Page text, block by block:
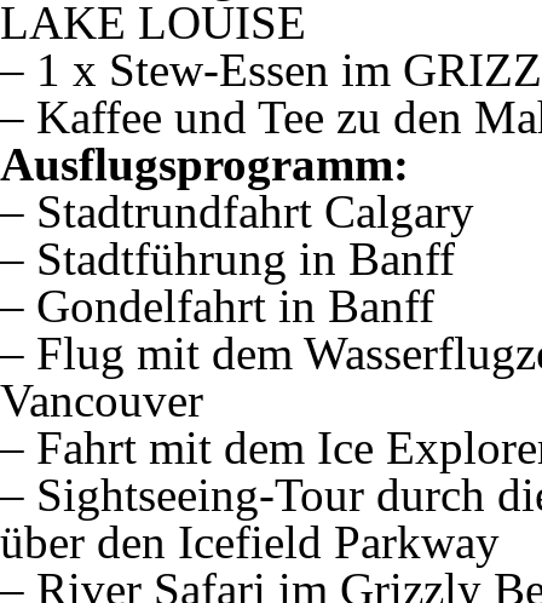
LAKE LOUISE
– 1 x Stew-Essen im
– Kaffee und Tee zu den
Ausflugsprogramm:
– Stadtrundfahrt Calgary
– Stadtführung in Banff
– Gondelfahrt in Banff
– Flug mit dem
Vancouver
– Fahrt mit dem Ice
– Sightseeing-Tour durch
über den Icefield Parkway
– River Safari im Grizzly